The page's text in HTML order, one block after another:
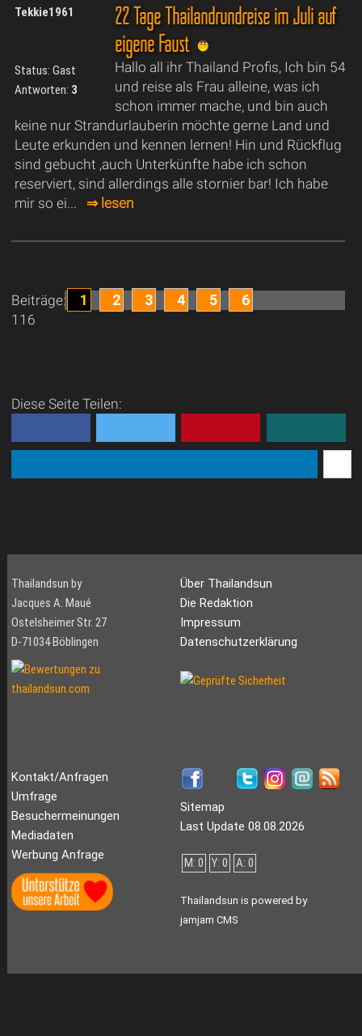
Tekkie1961
Status: Gast
Antworten: 3
22 Tage Thailandrundreise im Juli auf
eigene Faust
Hallo all ihr Thailand Profis, Ich bin 54
und reise als Frau alleine, was ich
schon immer mache, und bin auch
keine nur Strandurlauberin möchte gerne Land und
Leute erkunden und kennen lernen! Hin und Rückflug
sind gebucht ,auch Unterkünfte habe ich schon
reserviert, sind allerdings alle stornier bar! Ich habe
mir so ei... ⇒ lesen
Beiträge:
116
1 2 3 4 5 6
Diese Seite Teilen:
Thailandsun by
Jacques A. Maué
Ostelsheimer Str. 27
D-71034 Böblingen
Über Thailandsun
Die Redaktion
Impressum
Datenschutzerklärung
Kontakt/Anfragen
Umfrage
Besuchermeinungen
Mediadaten
Werbung Anfrage
Sitemap
Last Update 08.08.2026
M: 0 Y: 0 A: 0
Thailandsun is powered by
jamjam CMS